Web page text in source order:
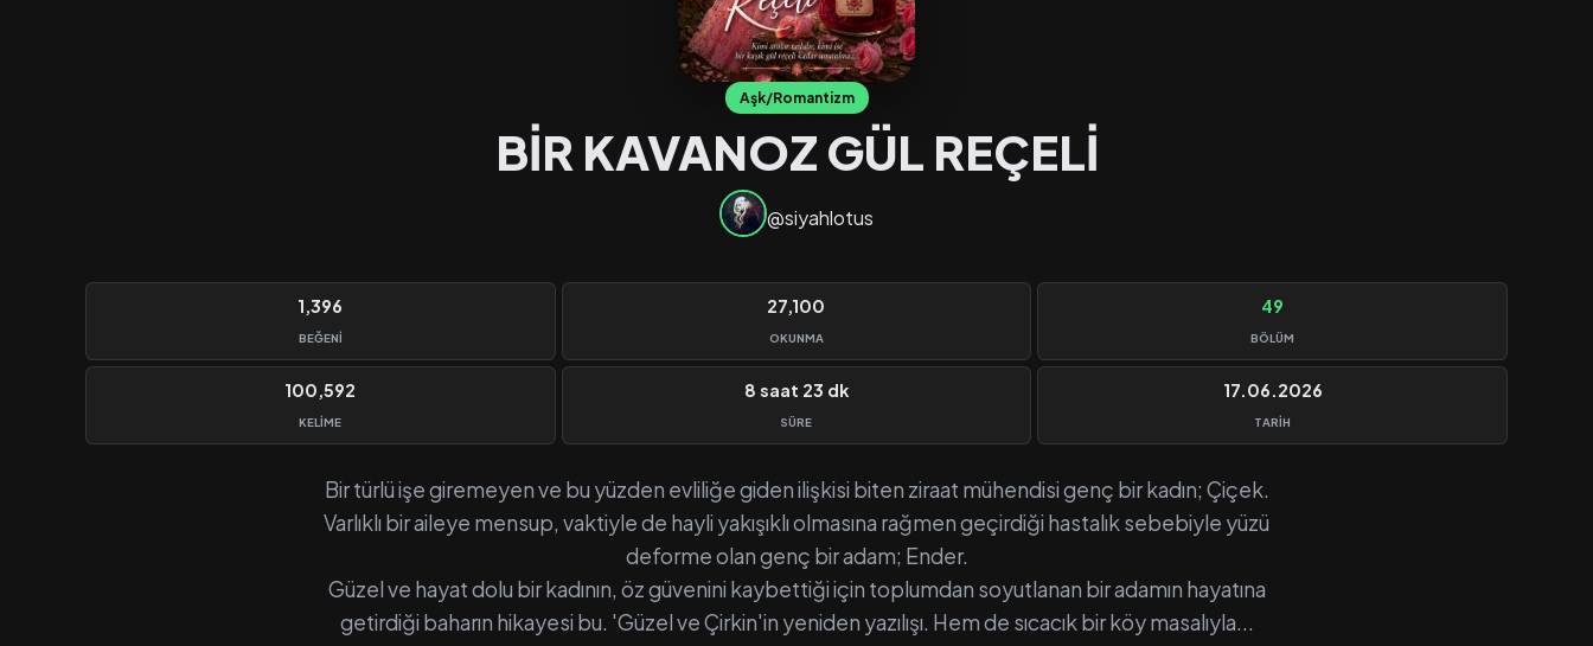
Aşk/Romantizm
BİR KAVANOZ GÜL REÇELİ
@siyahlotus
1,396
BEĞENI
27,100
OKUNMA
49
BÖLÜM
100,592
KELIME
8 saat 23 dk
SÜRE
17.06.2026
TARIH
Bir türlü işe giremeyen ve bu yüzden evliliğe giden ilişkisi biten ziraat mühendisi genç bir kadın; Çiçek.
Varlıklı bir aileye mensup, vaktiyle de hayli yakışıklı olmasına rağmen geçirdiği hastalık sebebiyle yüzü
deforme olan genç bir adam; Ender.
Güzel ve hayat dolu bir kadının, öz güvenini kaybettiği için toplumdan soyutlanan bir adamın hayatına
getirdiği baharın hikayesi bu. 'Güzel ve Çirkin'in yeniden yazılışı. Hem de sıcacık bir köy masalıyla...